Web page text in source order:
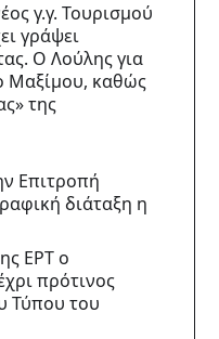
γ.γ. Τουρισμού
γράψει
Ο Λούλης για
Μαξίμου, καθώς
της
Επιτροπή
διάταξη η
ΕΡΤ ο
πρότινος
Τύπου του